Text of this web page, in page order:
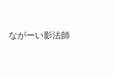
ながーい影法師